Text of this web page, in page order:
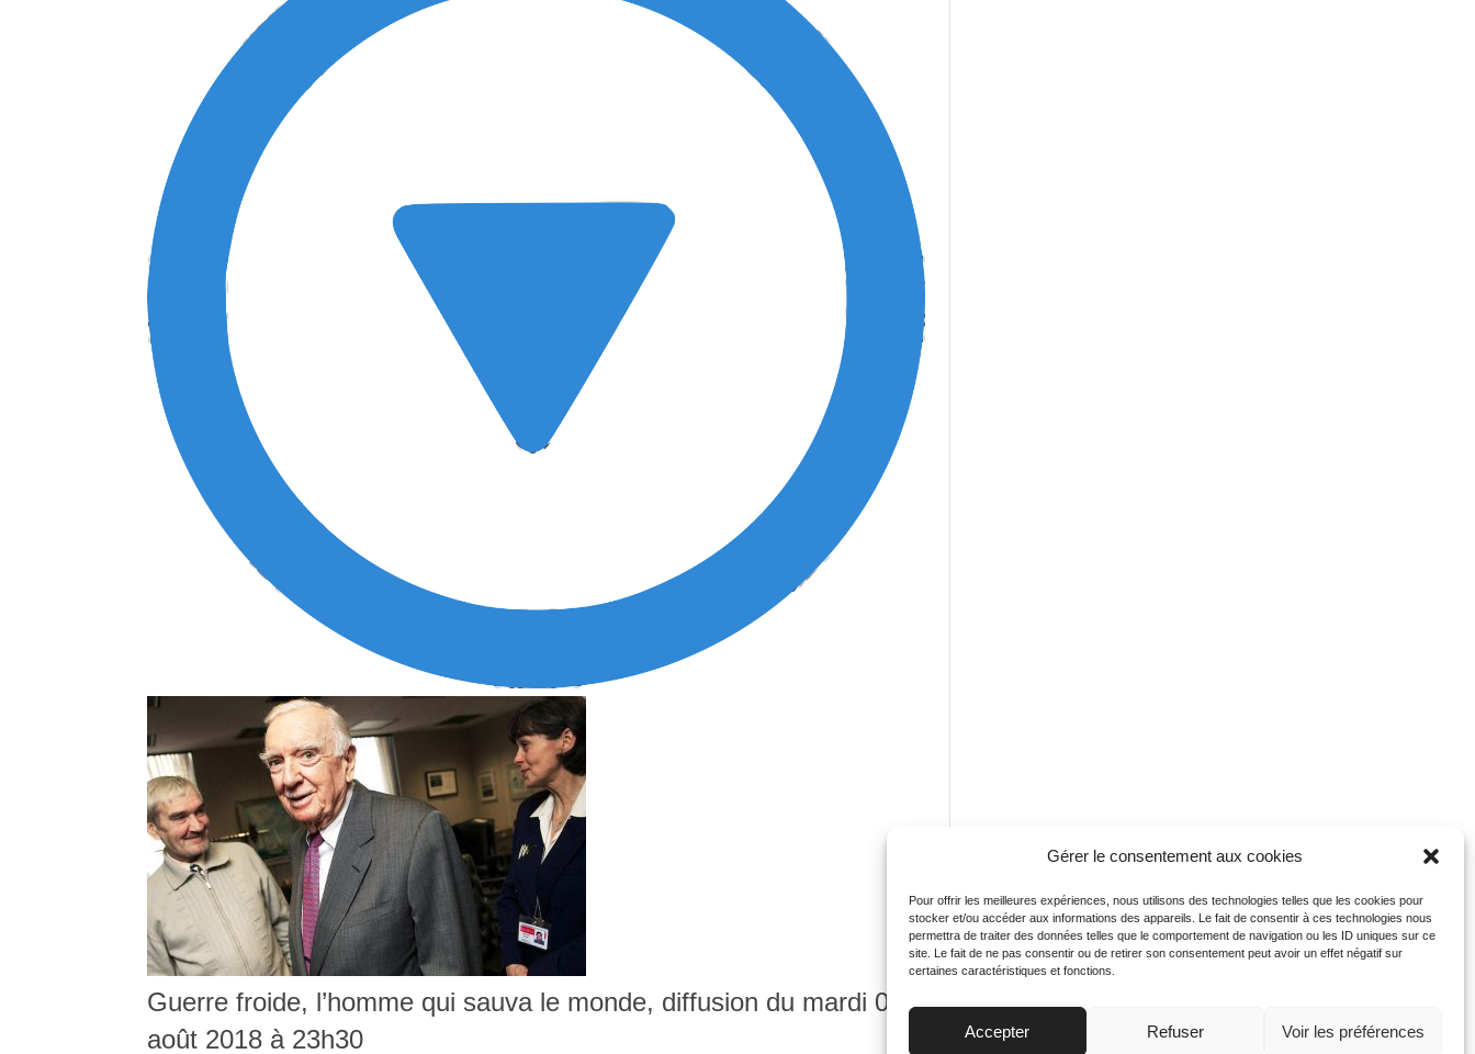
Gérer le consentement aux cookies
Pour offrir les meilleures expériences, nous utilisons des technologies telles que les cookies pour
stocker et/ou accéder aux informations des appareils. Le fait de consentir à ces technologies nous
permettra de traiter des données telles que le comportement de navigation ou les ID uniques sur ce
site. Le fait de ne pas consentir ou de retirer son consentement peut avoir un effet négatif sur
certaines caractéristiques et fonctions.
Accepter Refuser Voir les préférences
Guerre froide, l’homme qui sauva le monde, diffusion du mardi 07
août 2018 à 23h30